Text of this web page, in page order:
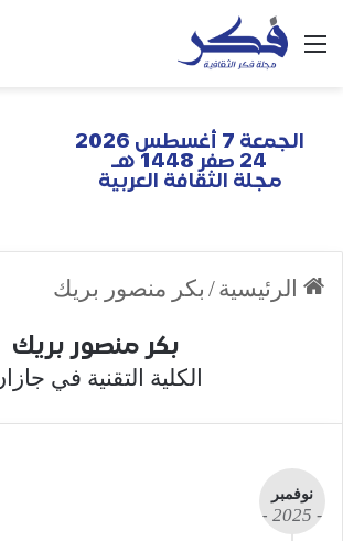
الجمعة 7 أغسطس 2026
24 صفر 1448 هـ
مجلة الثقافة العربية
الرئيسية/ بكر منصور بريك
بكر منصور بريك
الكلية التقنية في
نوفمبر
- 2025 -